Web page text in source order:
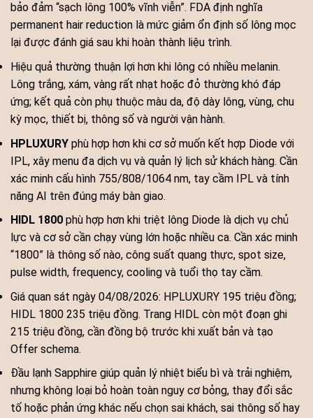
bảo đảm “sạch lông 100% vĩnh viễn”. FDA định nghĩa
permanent hair reduction là mức giảm ổn định số lông mọc
lại được đánh giá sau khi hoàn thành liệu trình.
Hiệu quả thường thuận lợi hơn khi lông có nhiều melanin.
Lông trắng, xám, vàng rất nhạt hoặc đỏ thường khó đáp
ứng; kết quả còn phụ thuộc màu da, độ dày lông, vùng, chu
kỳ mọc, thiết bị, thông số và người vận hành.
HPLUXURY phù hợp hơn khi cơ sở muốn kết hợp Diode với
IPL, xây menu đa dịch vụ và quản lý lịch sử khách hàng. Cần
xác minh cấu hình 755/808/1064 nm, tay cầm IPL và tính
năng AI trên đúng máy bàn giao.
HIDL 1800 phù hợp hơn khi triệt lông Diode là dịch vụ chủ
lực và cơ sở cần chạy vùng lớn hoặc nhiều ca. Cần xác minh
“1800” là thông số nào, công suất quang thực, spot size,
pulse width, frequency, cooling và tuổi thọ tay cầm.
Giá quan sát ngày 04/08/2026: HPLUXURY 195 triệu đồng;
HIDL 1800 235 triệu đồng. Trang HIDL còn một đoạn ghi
215 triệu đồng, cần đồng bộ trước khi xuất bản và tạo
Offer schema.
Đầu lạnh Sapphire giúp quản lý nhiệt biểu bì và trải nghiệm,
nhưng không loại bỏ hoàn toàn nguy cơ bỏng, thay đổi sắc
tố hoặc phản ứng khác nếu chọn sai khách, sai thông số hay